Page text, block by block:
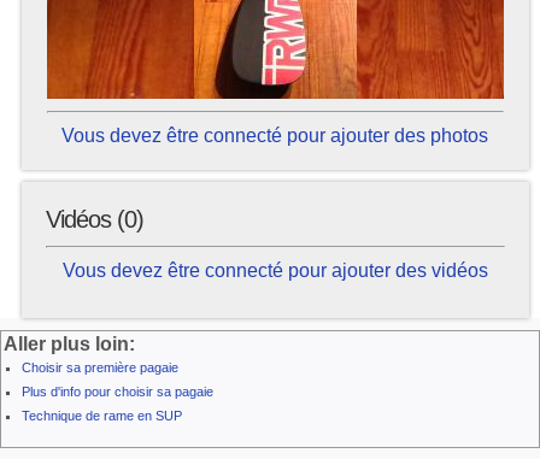
Vous devez être connecté pour ajouter des photos
Vidéos (0)
Vous devez être connecté pour ajouter des vidéos
Aller plus loin:
Choisir sa première pagaie
Plus d'info pour choisir sa pagaie
Technique de rame en SUP